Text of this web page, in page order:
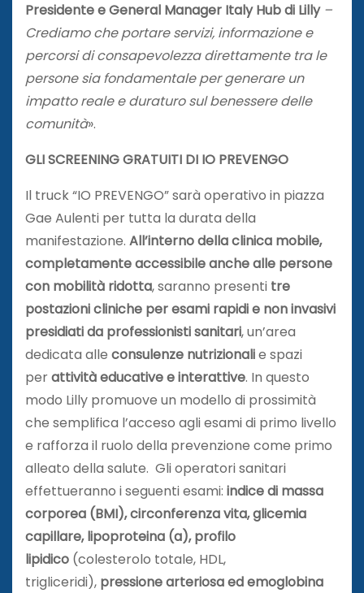
Presidente e General Manager Italy Hub di Lilly–
Crediamo che portare servizi, informazione e
percorsi di consapevolezza direttamente tra le
persone sia fondamentale per generare un
impatto reale e duraturo sul benessere delle
comunità».
GLI SCREENING GRATUITI DI IO PREVENGO
Il truck “IO PREVENGO” sarà operativo in piazza
Gae Aulenti per tutta la durata della
manifestazione. All’interno della clinica mobile,
completamente accessibile anche alle persone
con mobilità ridotta, saranno presenti tre
postazioni cliniche per esami rapidi e non invasivi
presidiati da professionisti sanitari, un’area
dedicata alle consulenze nutrizionalie spazi
perattività educative e interattive. In questo
modo Lilly promuove un modello di prossimità
che semplifica l’acceso agli esami di primo livello
e rafforza il ruolo della prevenzione come primo
alleato della salute. Gli operatori sanitari
effettueranno i seguenti esami: indice di massa
corporea (BMI), circonferenza vita, glicemia
capillare, lipoproteina (a), profilo
lipidico (colesterolo totale, HDL,
trigliceridi), pressione arteriosa ed emoglobina